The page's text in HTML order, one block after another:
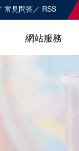
常見問答 RSS
網站服務